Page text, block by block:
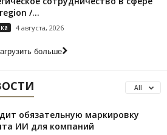
/...
4 августа, 2026
больше
All
обязательную маркировку
ИИ для компаний